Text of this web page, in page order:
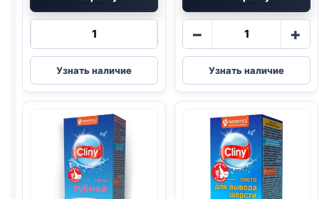
Количество
Cliny
паста
(ВЫВЕДЕНИЕ
КУРИЦА)
75мл
Узнать наличие
−
Количество
Cliny
паста
(ВЫВЕДЕНИЕ
75мл
+
Узнать наличие